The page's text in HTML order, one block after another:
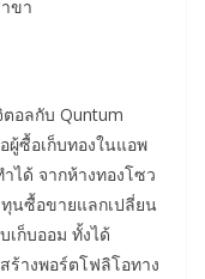
ขา
อลกับ Quntum
ผู้ซื้อเก็บทองในแอพ
ได้ จากห้างทองโซว
ทุนซื้อขายแลกเปลี่ยน
ก็บออม ทั้งได้
ร้างพอร์ตโฟลิโอทาง